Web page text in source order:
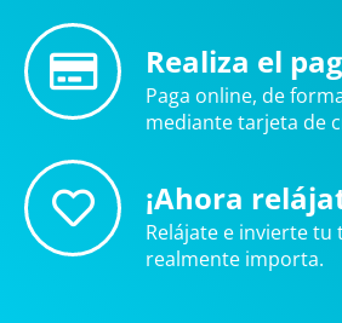
Realiza el
Paga online, de
mediante tarjeta de
¡Ahora
Relájate e invierte
realmente importa.